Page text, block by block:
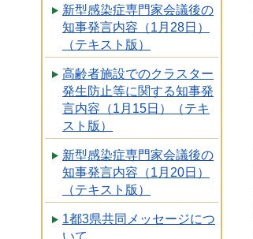
新型感染症専門家会議後の
知事発言内容（1月28日）
（テキスト版）
高齢者施設でのクラスター
発生防止等に関する知事発
言内容（1月15日）（テキ
スト版）
新型感染症専門家会議後の
知事発言内容（1月20日）
（テキスト版）
1都3県共同メッセージにつ
いて